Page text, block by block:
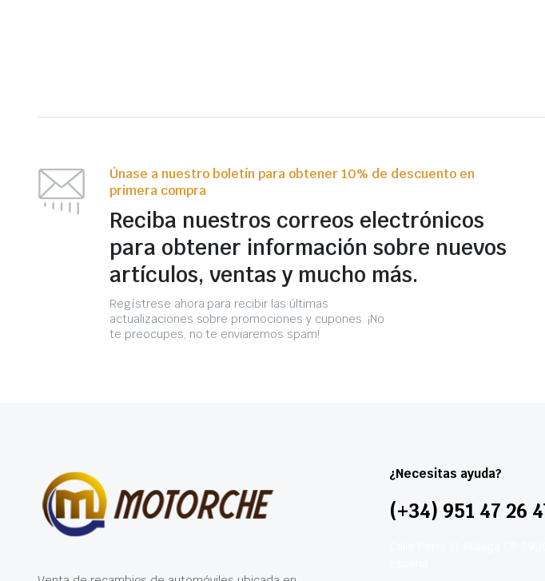
Únase a nuestro boletín para obtener 10% de descuento en
primera compra
Reciba nuestros correos electrónicos
para obtener información sobre nuevos
artículos, ventas y mucho más.
Regístrese ahora para recibir las últimas
actualizaciones sobre promociones y cupones. ¡No
te preocupes, no te enviaremos spam!
¿Necesitas ayuda?
(+34) 951 47 26